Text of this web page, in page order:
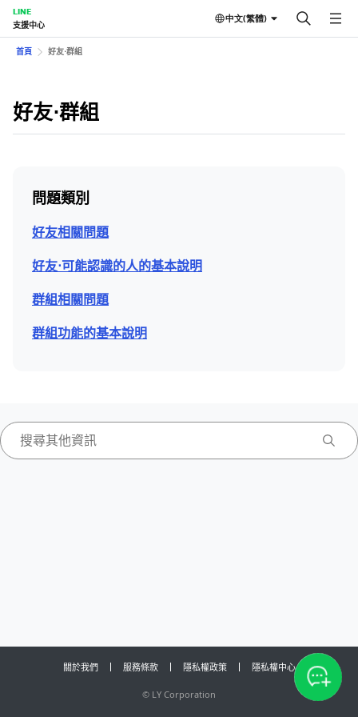
LINE
支援中心
中文(繁體)
首頁 好友⋅群組
好友⋅群組
問題類別
好友相關問題
好友⋅可能認識的人的基本說明
群組相關問題
群組功能的基本說明
關於我們 服務條款 隱私權政策 隱私權中心
© LY Corporation